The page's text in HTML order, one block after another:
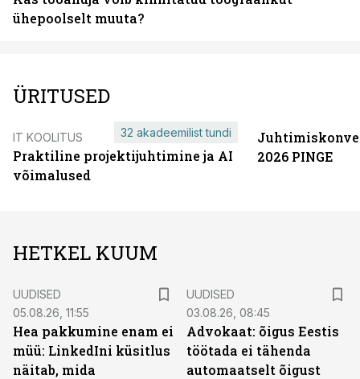
ühepoolselt muuta?
ÜRITUSED
IT KOOLITUS
Praktiline projektijuhtimine ja AI
võimalused
32 akadeemilist tundi
2026 PINGE
HETKEL KUUM
UUDISED
05.08.26, 11:55
Hea pakkumine enam ei
müü: LinkedIni küsitlus
näitab, mida
UUDISED
03.08.26, 08:45
Advokaat: õigus Eestis
töötada ei tähenda
automaatselt õigust